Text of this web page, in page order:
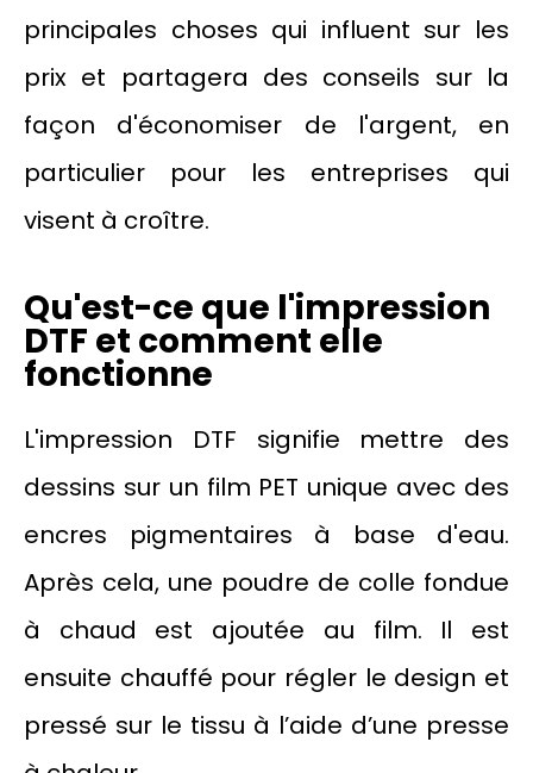
principales choses qui influent sur les
prix et partagera des conseils sur la
façon d'économiser de l'argent, en
particulier pour les entreprises qui
visent à croître.
Qu'est-ce que l'impression
DTF et comment elle
fonctionne
L'impression DTF signifie mettre des
dessins sur un film PET unique avec des
encres pigmentaires à base d'eau.
Après cela, une poudre de colle fondue
à chaud est ajoutée au film. Il est
ensuite chauffé pour régler le design et
pressé sur le tissu à l’aide d’une presse